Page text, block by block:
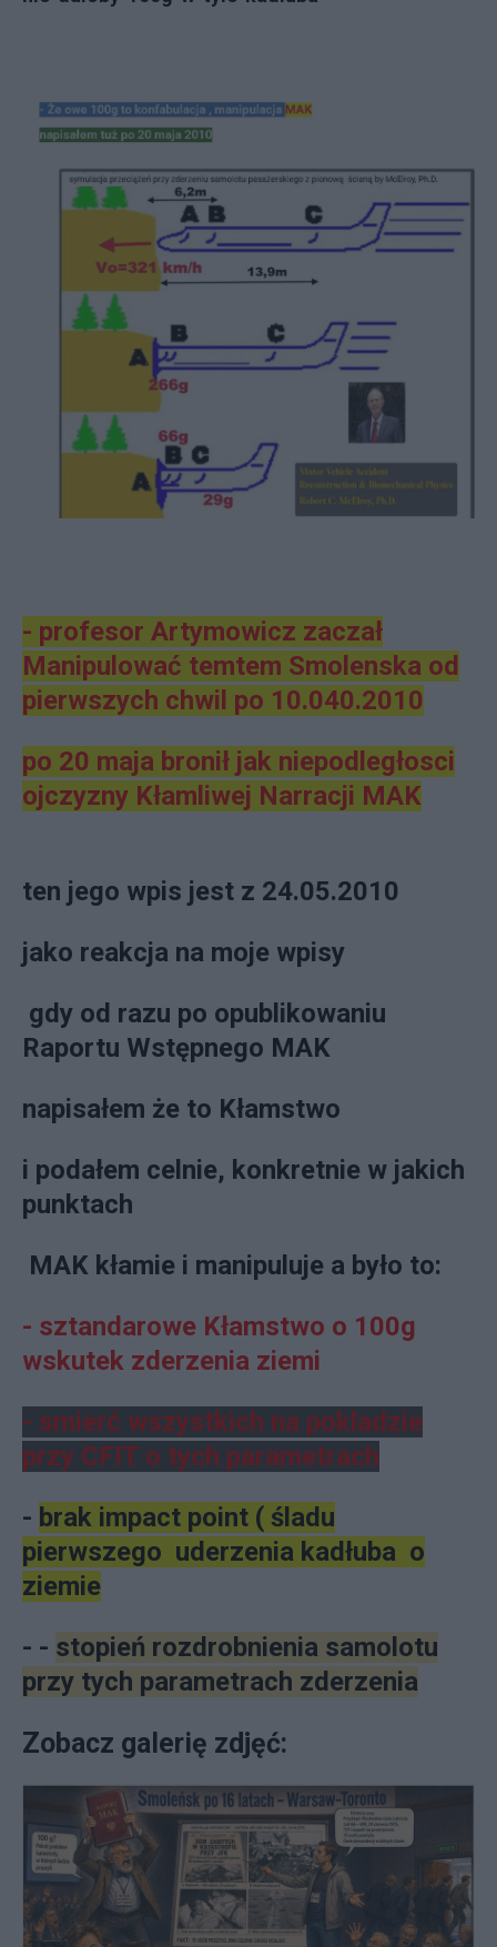
- profesor Artymowicz zaczał
Manipulować temtem Smolenska od
pierwszych chwil po 10.040.2010
po 20 maja bronił jak niepodległosci
ojczyzny Kłamliwej Narracji MAK
ten jego wpis jest z 24.05.2010
jako reakcja na moje wpisy
gdy od razu po opublikowaniu
Raportu Wstępnego MAK
napisałem że to Kłamstwo
i podałem celnie, konkretnie w jakich
punktach
MAK kłamie i manipuluje a było to:
- sztandarowe Kłamstwo o 100g
wskutek zderzenia ziemi
- smierć wszystkich na pokladzie
przy CFIT o tych parametrach
- brak impact point ( śladu
pierwszego uderzenia kadłuba o
ziemie
- - stopień rozdrobnienia samolotu
przy tych parametrach zderzenia
Zobacz galerię zdjęć: